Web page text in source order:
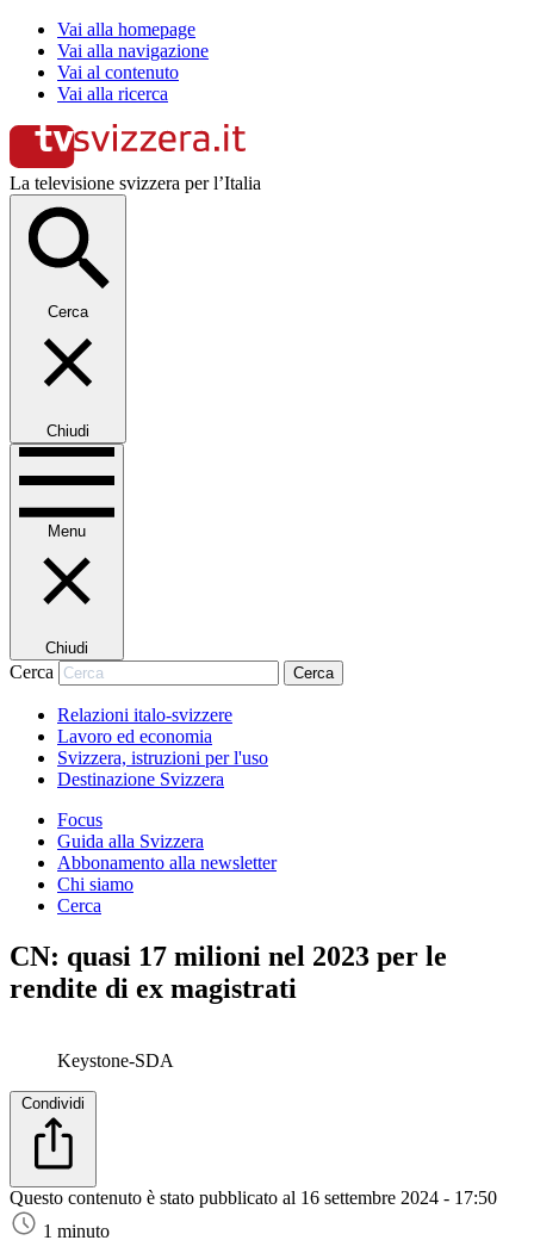
Vai alla homepage
Vai alla navigazione
Vai al contenuto
Vai alla ricerca
La televisione svizzera per l’Italia
Cerca
Chiudi
Menu
Chiudi
Cerca Cerca
Relazioni italo-svizzere
Lavoro ed economia
Svizzera, istruzioni per l'uso
Destinazione Svizzera
Focus
Guida alla Svizzera
Abbonamento alla newsletter
Chi siamo
Cerca
CN: quasi 17 milioni nel 2023 per le
rendite di ex magistrati
Keystone-SDA
Condividi
Questo contenuto è stato pubblicato al 16 settembre 2024 - 17:50
1 minuto